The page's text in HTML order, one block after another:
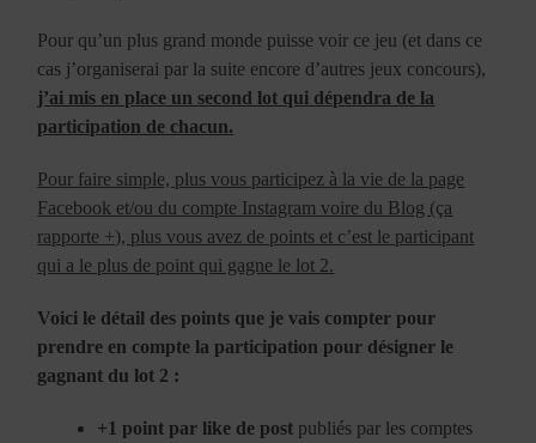
Pour qu’un plus grand monde puisse voir ce jeu (et dans ce
cas j’organiserai par la suite encore d’autres jeux concours),
j’ai mis en place un second lot qui dépendra de la
participation de chacun.
Pour faire simple, plus vous participez à la vie de la page
Facebook et/ou du compte Instagram voire du Blog (ça
rapporte +), plus vous avez de points et c’est le participant
qui a le plus de point qui gagne le lot 2.
Voici le détail des points que je vais compter pour
prendre en compte la participation pour désigner le
gagnant du lot 2 :
+1 point par like de post publiés par les comptes